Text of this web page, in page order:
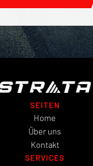
SEITEN
Home
Über uns
Kontakt
SERVICES